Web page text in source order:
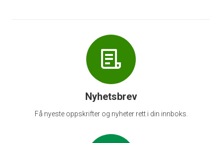
Nyhetsbrev
Få nyeste oppskrifter og nyheter rett i din innboks.